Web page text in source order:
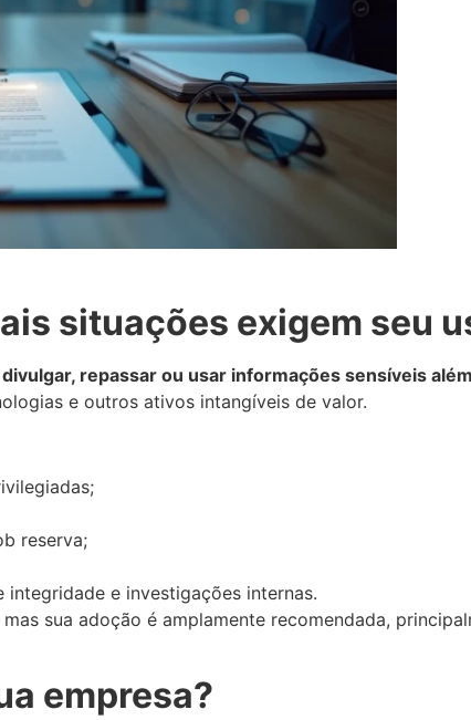
situações exigem seu
repassar ou usar informações sensíveis
e outros ativos intangíveis de valor.
reserva;
e investigações internas.
sua adoção é amplamente recomendada,
empresa?